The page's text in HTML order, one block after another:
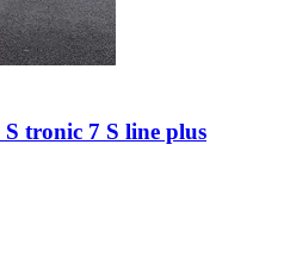
tronic 7 S line plus